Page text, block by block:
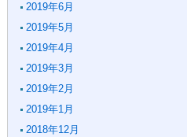
2019年6月
2019年5月
2019年4月
2019年3月
2019年2月
2019年1月
2018年12月